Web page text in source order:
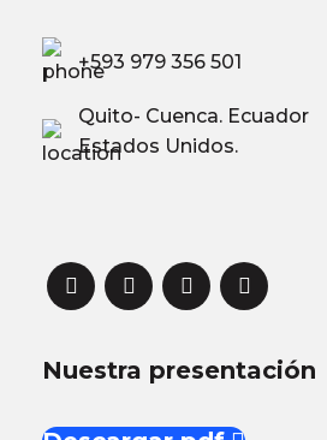
+593 979 356 501
Quito- Cuenca. Ecuador
Estados Unidos.
Nuestra presentación